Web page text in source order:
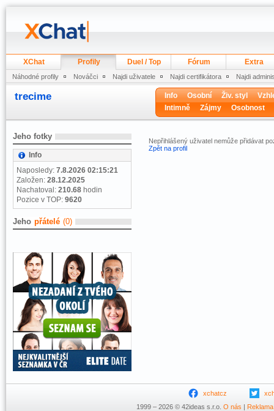
XChat Profily Duel / Top Fórum Extra
Náhodné profily Nováčci Najdi uživatele Najdi certifikátora Najdi
trecime Info Osobní Živ. styl
Intimně
Zájmy Osobnost
Jeho fotky
Info
Naposledy: 7.8.2026 02:15:21
Založen: 28.12.2025
Nachatoval: 210.68 hodin
Pozice v TOP: 9620
Jeho přátelé (0)
Nepřihlášený uživatel nemůže přidávat
Zpět na profil
xchatcz
1999 – 2026 © 42ideas s.r.o. O nás | Reklama